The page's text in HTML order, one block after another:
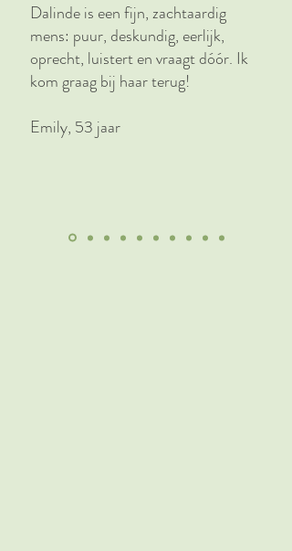
Dalinde is een fijn, zachtaardig
mens: puur, deskundig, eerlijk,
oprecht, luistert en vraagt dóór. Ik
kom graag bij haar terug!
Emily, 53 jaar